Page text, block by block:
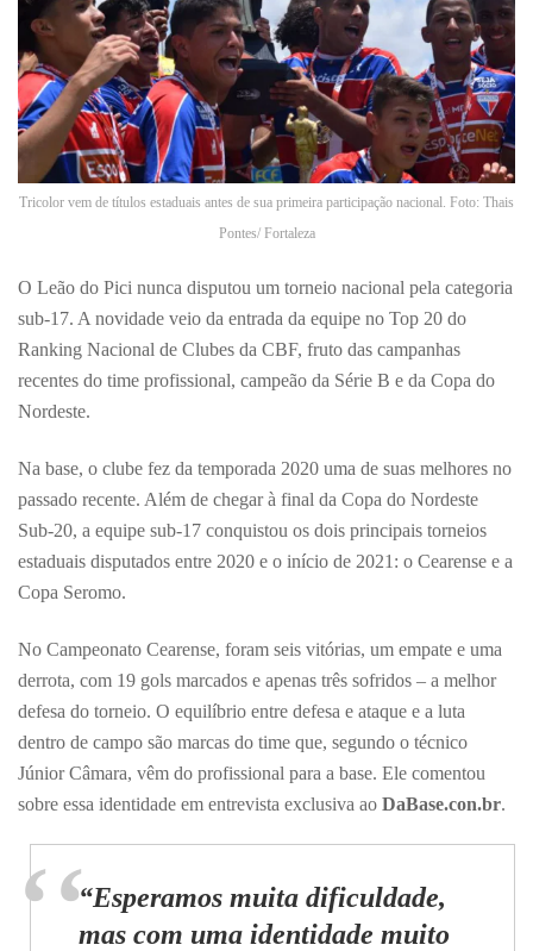
Tricolor vem de títulos estaduais antes de sua primeira participação nacional. Foto: Thais
Pontes/ Fortaleza
O Leão do Pici nunca disputou um torneio nacional pela categoria
sub-17. A novidade veio da entrada da equipe no Top 20 do
Ranking Nacional de Clubes da CBF, fruto das campanhas
recentes do time profissional, campeão da Série B e da Copa do
Nordeste.
Na base, o clube fez da temporada 2020 uma de suas melhores no
passado recente. Além de chegar à final da Copa do Nordeste
Sub-20, a equipe sub-17 conquistou os dois principais torneios
estaduais disputados entre 2020 e o início de 2021: o Cearense e a
Copa Seromo.
No Campeonato Cearense, foram seis vitórias, um empate e uma
derrota, com 19 gols marcados e apenas três sofridos – a melhor
defesa do torneio. O equilíbrio entre defesa e ataque e a luta
dentro de campo são marcas do time que, segundo o técnico
Júnior Câmara, vêm do profissional para a base. Ele comentou
sobre essa identidade em entrevista exclusiva ao DaBase.con.br.
“Esperamos muita dificuldade,
mas com uma identidade muito